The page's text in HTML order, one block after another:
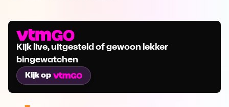
Kijk live, uitgesteld of gewoon lekker
bingewatchen
Kijk op